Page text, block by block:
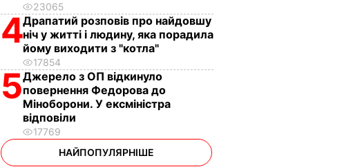
23065
4Драпатий розповів про найдовшу
ніч у житті і людину, яка порадила
йому виходити з "котла"
17854
5Джерело з ОП відкинуло
повернення Федорова до
Міноборони. У ексміністра
відповіли
17769
НАЙПОПУЛЯРНІШЕ